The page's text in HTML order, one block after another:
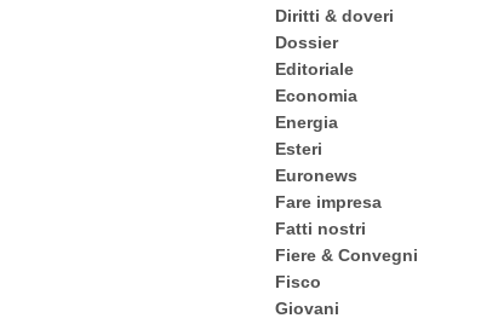
Diritti & doveri
Dossier
Editoriale
Economia
Energia
Esteri
Euronews
Fare impresa
Fatti nostri
Fiere & Convegni
Fisco
Giovani